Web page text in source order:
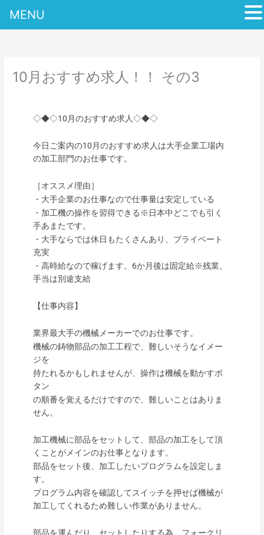
内
10月おすすめ求人！！ その3
◇◆◇10月のおすすめ求人◇◆◇
今日ご案内の10月のおすすめ求人は大手企業工場内
の加工部門のお仕事です。
［オススメ理由］
・大手企業のお仕事なので仕事量は安定している
・加工機の操作を習得できる※日本中どこでも引く
手あまたです。
・大手ならでは休日もたくさんあり、プライベート
充実
・高時給なので稼げます。6か月後は固定給※残業、
手当は別途支給
【仕事内容】
業界最大手の機械メーカーでのお仕事です。
機械の鋳物部品の加工工程で、難しいそうなイメー
ジを
持たれるかもしれませんが、操作は機械を動かすボ
タン
の順番を覚えるだけですので、難しいことはありま
せん。
加工機械に部品をセットして、部品の加工をして頂
くことがメインのお仕事となります。
部品をセット後、加工したいプログラムを設定しま
す。
プログラム内容を確認してスイッチを押せば機械が
加工してくれるため難しい作業がありません。
部品を運んだり、セットしたりする為、フォークリ
MENU